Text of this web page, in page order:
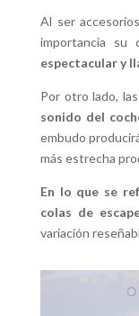
Al ser
importancia su
espectacular y
Por otro lado,
sonido del
embudo
más estrecha
En lo que se
colas de
variación